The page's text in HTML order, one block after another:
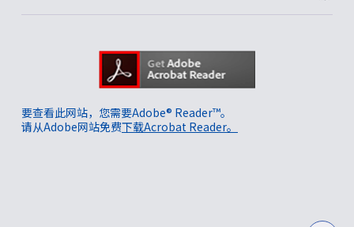
要查看此网站，您需要Adobe® Reader™。
请从Adobe网站免费下载Acrobat Reader。